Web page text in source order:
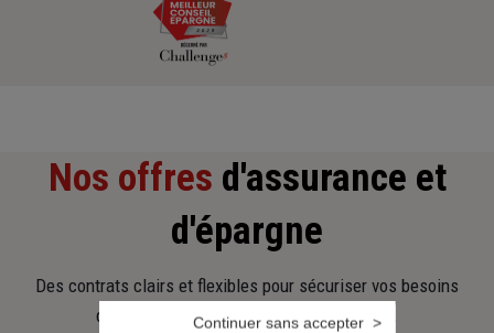
Nos offres d'assurance et
d'épargne
Des contrats clairs et flexibles pour sécuriser vos besoins
d’aujourd’hui et anticiper ceux de demain.
Continuer sans accepter